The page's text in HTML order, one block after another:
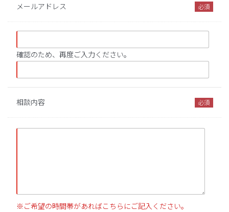
メールアドレス
確認のため、再度ご入力ください。
相談内容
※ご希望の時間帯があればこちらにご記入ください。